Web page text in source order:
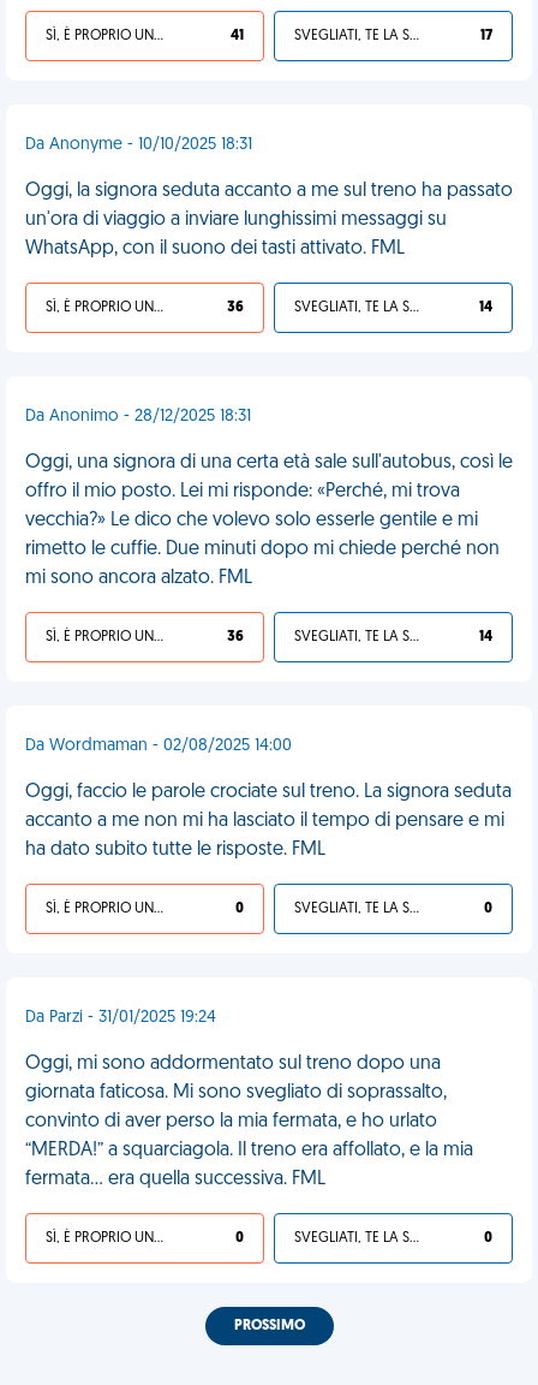
SÌ, È PROPRIO UNA VDM! 41 SVEGLIATI, TE LA SEI CERCATA! 17
Da Anonyme - 10/10/2025 18:31
Oggi, la signora seduta accanto a me sul treno ha passato
un'ora di viaggio a inviare lunghissimi messaggi su
WhatsApp, con il suono dei tasti attivato. FML
SÌ, È PROPRIO UNA VDM! 36 SVEGLIATI, TE LA SEI CERCATA! 14
Da Anonimo - 28/12/2025 18:31
Oggi, una signora di una certa età sale sull'autobus, così le
offro il mio posto. Lei mi risponde: «Perché, mi trova
vecchia?» Le dico che volevo solo esserle gentile e mi
rimetto le cuffie. Due minuti dopo mi chiede perché non
mi sono ancora alzato. FML
SÌ, È PROPRIO UNA VDM! 36 SVEGLIATI, TE LA SEI CERCATA! 14
Da Wordmaman - 02/08/2025 14:00
Oggi, faccio le parole crociate sul treno. La signora seduta
accanto a me non mi ha lasciato il tempo di pensare e mi
ha dato subito tutte le risposte. FML
SÌ, È PROPRIO UNA VDM! 0 SVEGLIATI, TE LA SEI CERCATA! 0
Da Parzi - 31/01/2025 19:24
Oggi, mi sono addormentato sul treno dopo una
giornata faticosa. Mi sono svegliato di soprassalto,
convinto di aver perso la mia fermata, e ho urlato
“MERDA!” a squarciagola. Il treno era affollato, e la mia
fermata… era quella successiva. FML
SÌ, È PROPRIO UNA VDM! 0 SVEGLIATI, TE LA SEI CERCATA! 0
PROSSIMO